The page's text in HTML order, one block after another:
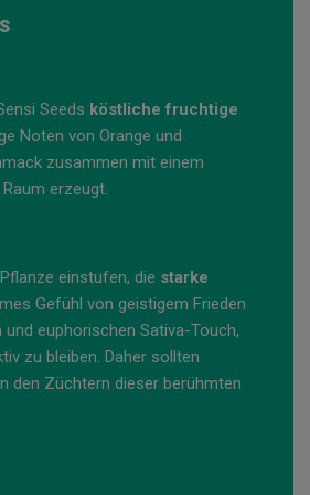
Seeds köstliche fruchtige
Noten von Orange und
zusammen mit einem
erzeugt.
einstufen, die starke
Gefühl von geistigem Frieden
euphorischen Sativa-Touch,
zu bleiben. Daher sollten
den Züchtern dieser berühmten